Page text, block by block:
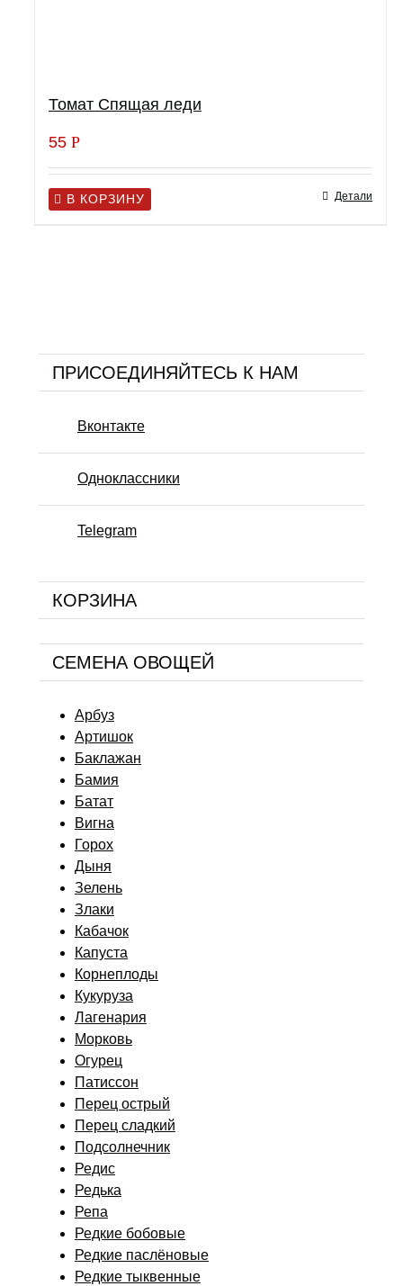
Томат Спящая леди
55 Р
В КОРЗИНУ Детали
ПРИСОЕДИНЯЙТЕСЬ К НАМ
Вконтакте
Одноклассники
Telegram
КОРЗИНА
СЕМЕНА ОВОЩЕЙ
Арбуз
Артишок
Баклажан
Бамия
Батат
Вигна
Горох
Дыня
Зелень
Злаки
Кабачок
Капуста
Корнеплоды
Кукуруза
Лагенария
Морковь
Огурец
Патиссон
Перец острый
Перец сладкий
Подсолнечник
Редис
Редька
Репа
Редкие бобовые
Редкие паслёновые
Редкие тыквенные